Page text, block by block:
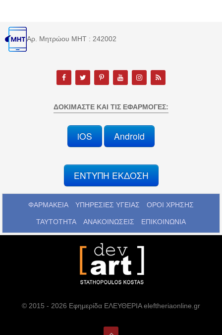
Αρ. Μητρώου MHT : 242002
ΔΟΚΙΜΆΣΤΕ ΚΑΙ ΤΙΣ ΕΦΑΡΜΟΓΈΣ:
iOS Android
ΕΝΤΥΠΗ ΕΚΔΟΣΗ
ΦΑΡΜΑΚΕΙΑ ΥΠΗΡΕΣΙΕΣ ΥΓΕΙΑΣ ΟΡΟΙ ΧΡΗΣΗΣ
ΤΑΥΤΟΤΗΤΑ ΑΝΑΚΟΙΝΩΣΕΙΣ ΕΠΙΚΟΙΝΩΝΙΑ
© 2015 - 2026 Εφημερίδα ΕΛΕΥΘΕΡΙΑ eleftheriaonline.gr